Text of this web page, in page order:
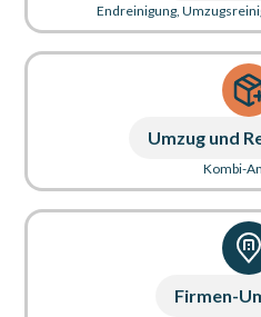
Endreinigung,
Umzug und
Kombi-
Firmen-